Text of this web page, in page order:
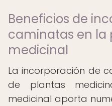
Beneficios de
caminatas en la
medicinal
La incorporación de
de plantas
medicinal aporta